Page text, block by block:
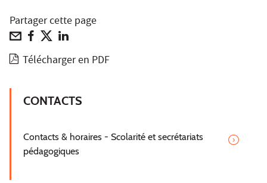
Partager cette page
Télécharger en PDF
CONTACTS
Contacts & horaires - Scolarité et secrétariats
pédagogiques